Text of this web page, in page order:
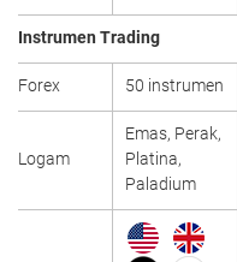
Instrumen Trading
Forex 50 instrumen
Logam
Emas, Perak,
Platina,
Paladium